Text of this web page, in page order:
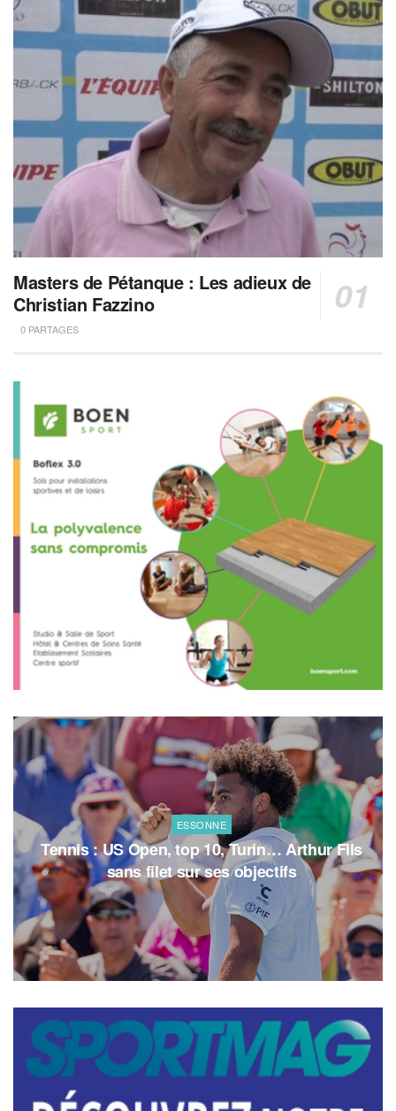
Masters de Pétanque : Les adieux de
Christian Fazzino
0 PARTAGES
ESSONNE
Tennis : US Open, top 10, Turin… Arthur Fils
sans filet sur ses objectifs